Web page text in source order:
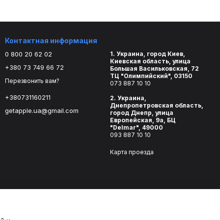
Контактная информация
0 800 20 62 02
+380 73 749 66 72
Перезвонить вам?
+380731160211
getapple.ua@gmail.com
1. Украина, город Киев,
Киевская область, улица
Большая Васильковская, 72
ТЦ "Олимпийский", 03150
073 887 10 10
2. Украина,
Днепропетровская область,
город Днепр, улица
Европейская, 9а, БЦ
"Delmar", 49000
093 887 10 10
Карта проезда